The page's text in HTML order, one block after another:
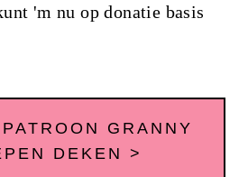
'm nu op donatie basis
GRANNY
DEKEN >